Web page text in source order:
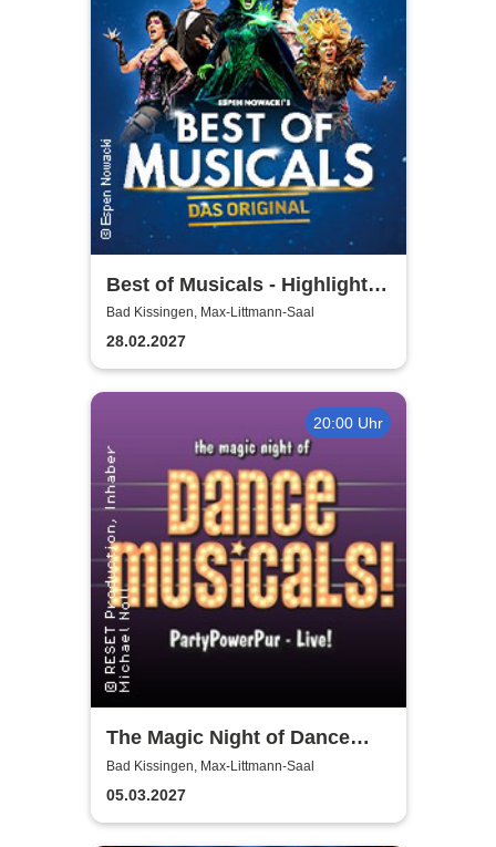
Best of Musicals - Highlights
aus über 20 Musicals
Bad Kissingen, Max-Littmann-Saal
28.02.2027
20:00 Uhr
The Magic Night of Dance
Musicals
Bad Kissingen, Max-Littmann-Saal
05.03.2027